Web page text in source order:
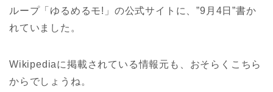
ループ「ゆるめるモ!」の公式サイトに、”9月4日”書か
れていました。
Wikipediaに掲載されている情報元も、おそらくこちら
からでしょうね。